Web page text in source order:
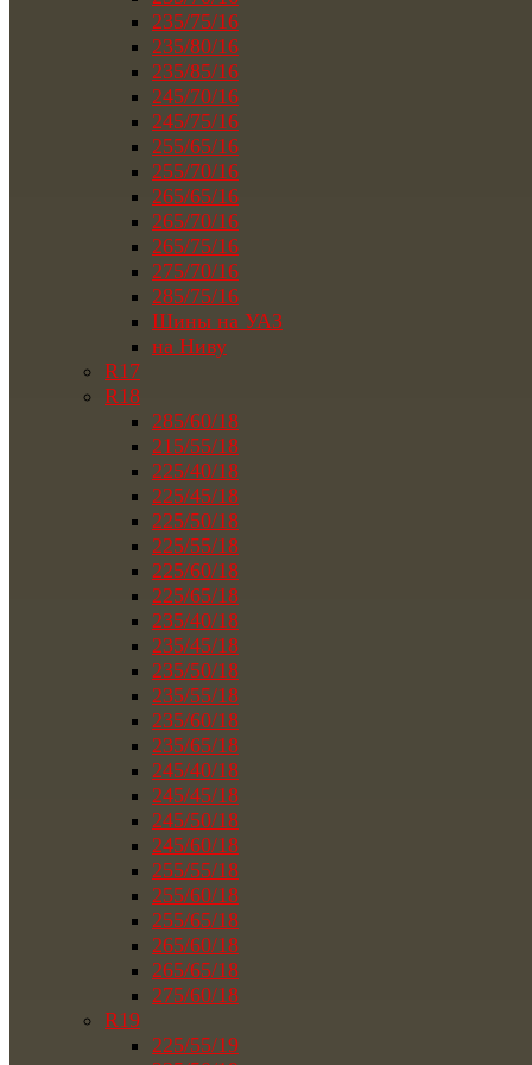
235/75/16
235/80/16
235/85/16
245/70/16
245/75/16
255/65/16
255/70/16
265/65/16
265/70/16
265/75/16
275/70/16
285/75/16
Шины на УАЗ
на Ниву
R17
R18
285/60/18
215/55/18
225/40/18
225/45/18
225/50/18
225/55/18
225/60/18
225/65/18
235/40/18
235/45/18
235/50/18
235/55/18
235/60/18
235/65/18
245/40/18
245/45/18
245/50/18
245/60/18
255/55/18
255/60/18
255/65/18
265/60/18
265/65/18
275/60/18
R19
225/55/19